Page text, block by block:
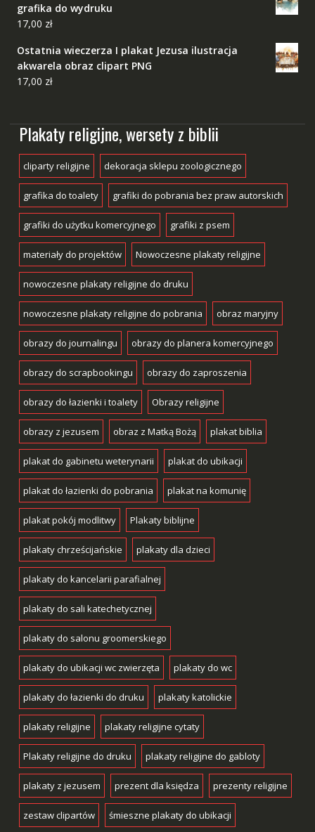
grafika do wydruku
17,00 zł
Ostatnia wieczerza I plakat Jezusa ilustracja
akwarela obraz clipart PNG
17,00 zł
Plakaty religijne, wersety z biblii
cliparty religijne dekoracja sklepu zoologicznego
grafika do toalety grafiki do pobrania bez praw autorskich
grafiki do użytku komercyjnego grafiki z psem
materiały do projektów Nowoczesne plakaty religijne
nowoczesne plakaty religijne do druku
nowoczesne plakaty religijne do pobrania obraz maryjny
obrazy do journalingu obrazy do planera komercyjnego
obrazy do scrapbookingu obrazy do zaproszenia
obrazy do łazienki i toalety Obrazy religijne
obrazy z jezusem obraz z Matką Bożą plakat biblia
plakat do gabinetu weterynarii plakat do ubikacji
plakat do łazienki do pobrania plakat na komunię
plakat pokój modlitwy Plakaty biblijne
plakaty chrześcijańskie plakaty dla dzieci
plakaty do kancelarii parafialnej
plakaty do sali katechetycznej
plakaty do salonu groomerskiego
plakaty do ubikacji wc zwierzęta plakaty do wc
plakaty do łazienki do druku plakaty katolickie
plakaty religijne plakaty religijne cytaty
Plakaty religijne do druku plakaty religijne do gabloty
plakaty z jezusem prezent dla księdza prezenty religijne
zestaw clipartów śmieszne plakaty do ubikacji